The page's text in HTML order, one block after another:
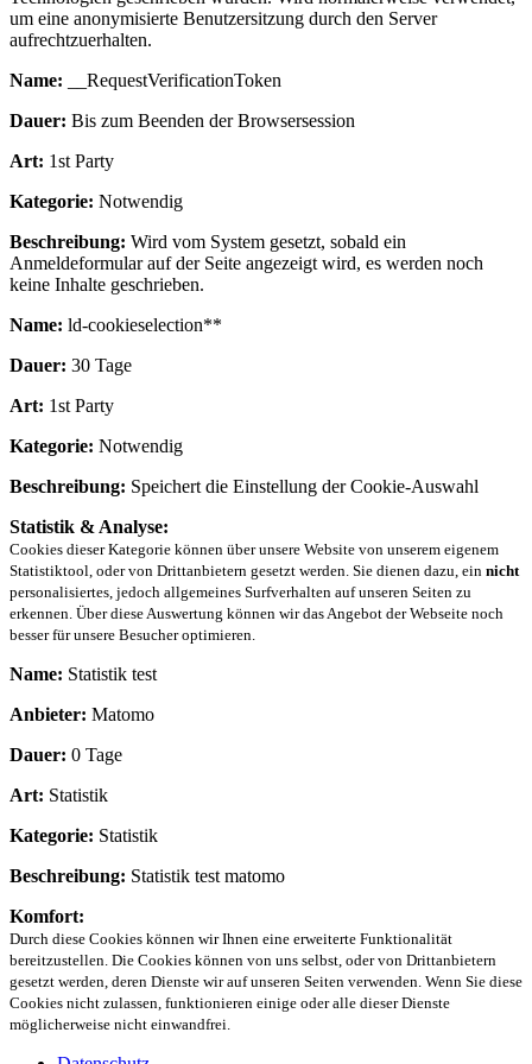
um eine anonymisierte Benutzersitzung durch den Server
aufrechtzuerhalten.
Name: __RequestVerificationToken
Dauer: Bis zum Beenden der Browsersession
Art: 1st Party
Kategorie: Notwendig
Beschreibung: Wird vom System gesetzt, sobald ein
Anmeldeformular auf der Seite angezeigt wird, es werden noch
keine Inhalte geschrieben.
Name: ld-cookieselection**
Dauer: 30 Tage
Art: 1st Party
Kategorie: Notwendig
Beschreibung: Speichert die Einstellung der Cookie-Auswahl
Statistik & Analyse:
Cookies dieser Kategorie können über unsere Website von unserem eigenem
Statistiktool, oder von Drittanbietern gesetzt werden. Sie dienen dazu, ein nicht
personalisiertes, jedoch allgemeines Surfverhalten auf unseren Seiten zu
erkennen. Über diese Auswertung können wir das Angebot der Webseite noch
besser für unsere Besucher optimieren.
Name: Statistik test
Anbieter: Matomo
Dauer: 0 Tage
Art: Statistik
Kategorie: Statistik
Beschreibung: Statistik test matomo
Komfort:
Durch diese Cookies können wir Ihnen eine erweiterte Funktionalität
bereitzustellen. Die Cookies können von uns selbst, oder von Drittanbietern
gesetzt werden, deren Dienste wir auf unseren Seiten verwenden. Wenn Sie diese
Cookies nicht zulassen, funktionieren einige oder alle dieser Dienste
möglicherweise nicht einwandfrei.